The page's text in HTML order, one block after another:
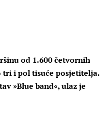
od 1.600 četvornih
i pol tisuće posjetitelja.
»Blue band«, ulaz je